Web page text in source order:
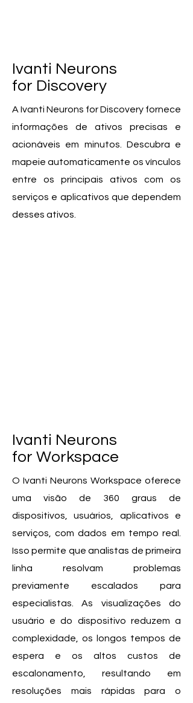
Ivanti Neurons
for Discovery
A Ivanti Neurons for Discovery fornece
informações de ativos precisas e
acionáveis em minutos. Descubra e
mapeie automaticamente os vínculos
entre os principais ativos com os
serviços e aplicativos que dependem
desses ativos.
Ivanti Neurons
for Workspace
O Ivanti Neurons Workspace oferece
uma visão de 360 graus de
dispositivos, usuários, aplicativos e
serviços, com dados em tempo real.
Isso permite que analistas de primeira
linha resolvam problemas
previamente escalados para
especialistas. As visualizações do
usuário e do dispositivo reduzem a
complexidade, os longos tempos de
espera e os altos custos de
escalonamento, resultando em
resoluções mais rápidas para o